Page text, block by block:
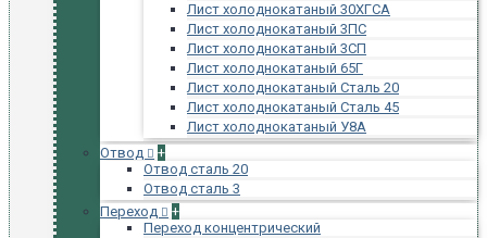
Лист холоднокатаный 30ХГСА
Лист холоднокатаный 3ПС
Лист холоднокатаный 3СП
Лист холоднокатаный 65Г
Лист холоднокатаный Сталь 20
Лист холоднокатаный Сталь 45
Лист холоднокатаный У8А
Отвод
+
Отвод сталь 20
Отвод сталь 3
Переход
+
Переход концентрический